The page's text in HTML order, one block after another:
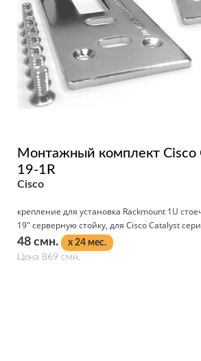
Монтажный комплект Cisco
19-1R
Cisco
крепление для установка Rackmount 1U
19" серверную стойку, для Cisco Catalyst
48 смн.
x 24 мес.
Цена 869 смн.